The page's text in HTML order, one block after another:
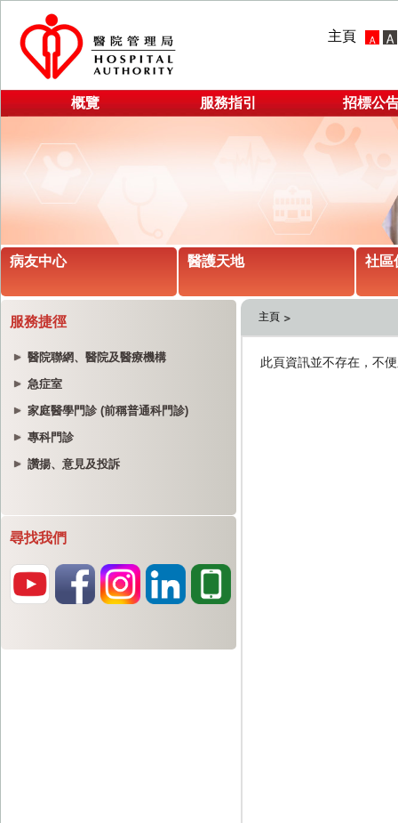
主頁
概覽 服務指引 招標公
病友中心 醫護天地 社區
服務捷徑
醫院聯網、醫院及醫療機構
急症室
家庭醫學門診 (前稱普通科門診)
專科門診
讚揚、意見及投訴
尋找我們
主頁